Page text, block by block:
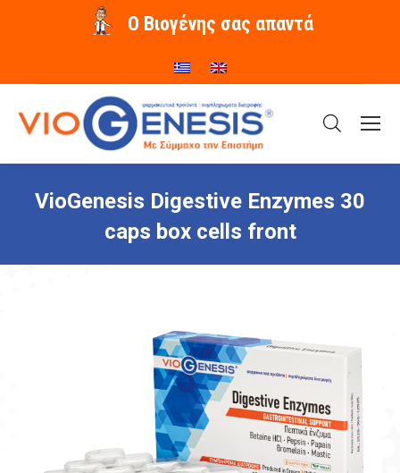
O Βιογένης σας απαντά
VioGenesis Digestive Enzymes 30
caps box cells front